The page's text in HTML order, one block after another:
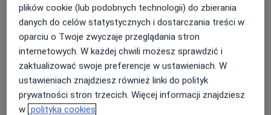
Chirurgiczne usuwanie zębów
Od 500 zł
Szczegóły chirurgiczne usuwanie zębów
Umów
Konsultacja chirurgiczna
plików cookie (lub podobnych technologii) do zbierania
danych do celów statystycznych i dostarczania treści w
oparciu o Twoje zwyczaje przeglądania stron
internetowych. W każdej chwili możesz sprawdzić i
zaktualizować swoje preferencje w ustawieniach. W
ustawieniach znajdziesz również linki do polityk
prywatności stron trzecich. Więcej informacji znajdziesz
w polityka cookies